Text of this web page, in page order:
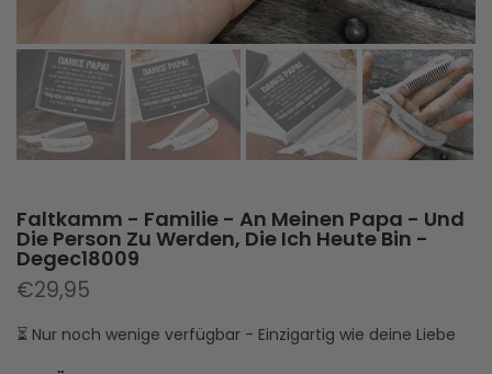
Faltkamm - Familie - An Meinen Papa - Und
Die Person Zu Werden, Die Ich Heute Bin -
Degec18009
€29,95
⏳ Nur noch wenige verfügbar - Einzigartig wie deine Liebe